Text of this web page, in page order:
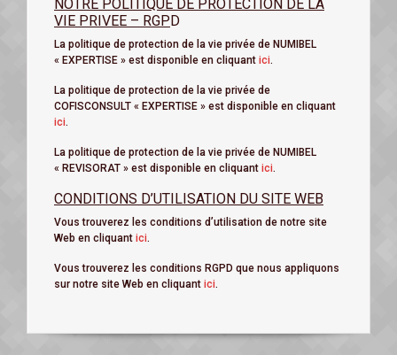
NOTRE POLITIQUE DE PROTECTION DE LA
VIE PRIVEE – RGPD
La politique de protection de la vie privée de NUMIBEL
« EXPERTISE » est disponible en cliquant ici.
La politique de protection de la vie privée de
COFISCONSULT « EXPERTISE » est disponible en cliquant
ici.
La politique de protection de la vie privée de NUMIBEL
« REVISORAT » est disponible en cliquant ici.
CONDITIONS D’UTILISATION DU SITE WEB
Vous trouverez les conditions d’utilisation de notre site
Web en cliquant ici.
Vous trouverez les conditions RGPD que nous appliquons
sur notre site Web en cliquant ici.